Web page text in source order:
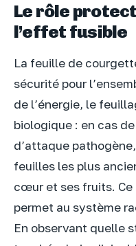
Le rôle
l’effet fusible
La feuille de
sécurité pour
de l’énergie, le
biologique : en cas
d’attaque
feuilles les plus
cœur et ses fruits.
permet au système
En observant quelle